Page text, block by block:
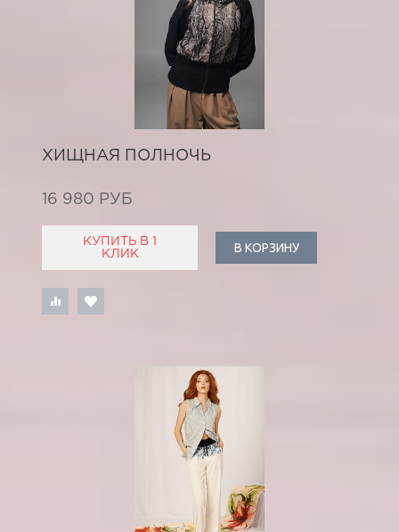
ХИЩНАЯ ПОЛНОЧЬ
16 980 РУБ
КУПИТЬ В 1
КЛИК
В КОРЗИНУ